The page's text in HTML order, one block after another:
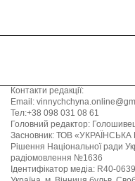
Контакти редакції:
Email:
Тел:+38 098 031 08 61
Головний редактор:
Засновник: ТОВ
Рішення Національної ради
радіомовлення №1636
Ідентифікатор медіа: R40-